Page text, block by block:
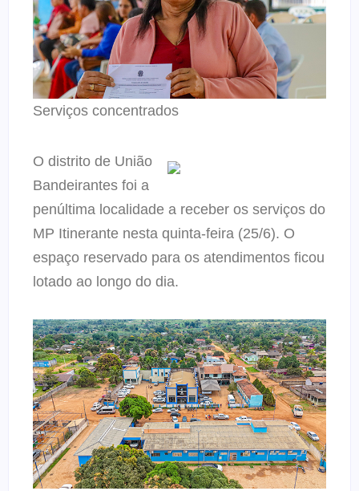
Serviços concentrados
O distrito de União
Bandeirantes foi a
penúltima localidade a receber os serviços do
MP Itinerante nesta quinta-feira (25/6). O
espaço reservado para os atendimentos ficou
lotado ao longo do dia.